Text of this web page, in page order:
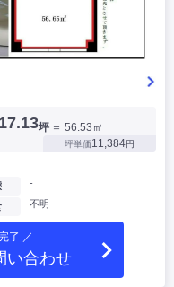
17.13坪 ＝ 56.53㎡
坪単価11,384円
-
不明
了 ／
い合わせ